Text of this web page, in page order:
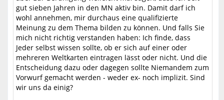
gut sieben Jahren in den MN aktiv bin. Damit darf ich
wohl annehmen, mir durchaus eine qualifizierte
Meinung zu dem Thema bilden zu können. Und falls Sie
mich nicht richtig verstanden haben: Ich finde, dass
Jeder selbst wissen sollte, ob er sich auf einer oder
mehreren Weltkarten eintragen lässt oder nicht. Und die
Entscheidung dazu oder dagegen sollte Niemandem zum
Vorwurf gemacht werden - weder ex- noch implizit. Sind
wir uns da einig?